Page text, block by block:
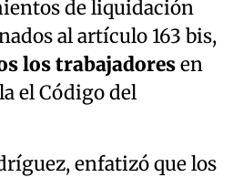
de liquidación
al artículo 163 bis,
los trabajadoresen
el Código del
enfatizó que los